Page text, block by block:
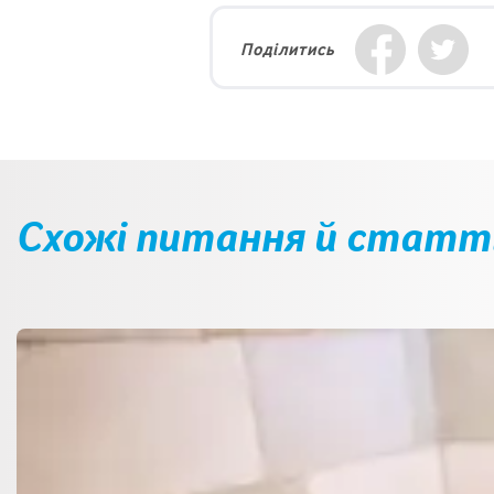
Поділитись
Схожі питання й